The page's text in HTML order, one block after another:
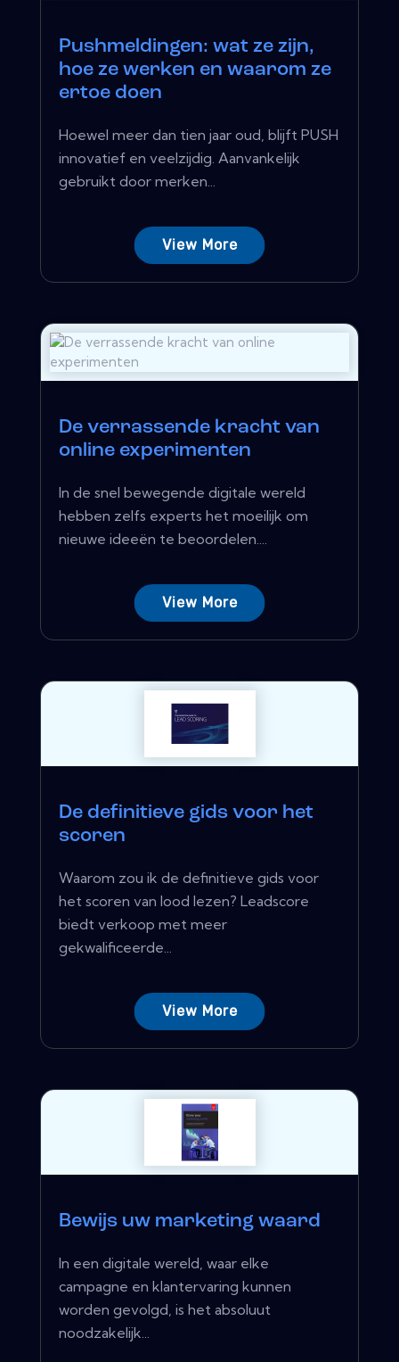
Pushmeldingen: wat ze zijn,
hoe ze werken en waarom ze
ertoe doen
Hoewel meer dan tien jaar oud, blijft PUSH
innovatief en veelzijdig. Aanvankelijk
gebruikt door merken...
View More
De verrassende kracht van
online experimenten
In de snel bewegende digitale wereld
hebben zelfs experts het moeilijk om
nieuwe ideeën te beoordelen....
View More
De definitieve gids voor het
scoren
Waarom zou ik de definitieve gids voor
het scoren van lood lezen? Leadscore
biedt verkoop met meer
gekwalificeerde...
View More
Bewijs uw marketing waard
In een digitale wereld, waar elke
campagne en klantervaring kunnen
worden gevolgd, is het absoluut
noodzakelijk...